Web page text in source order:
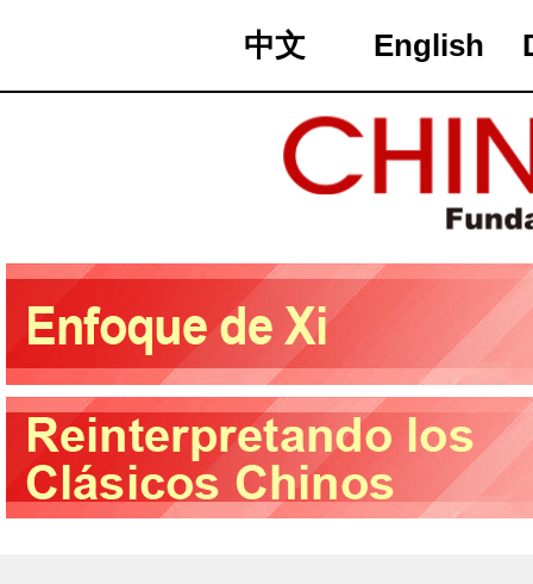
中文 English